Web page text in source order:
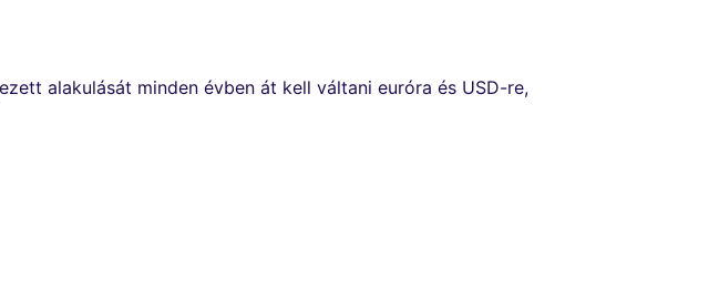
alakulását minden évben át kell váltani euróra és USD-re,